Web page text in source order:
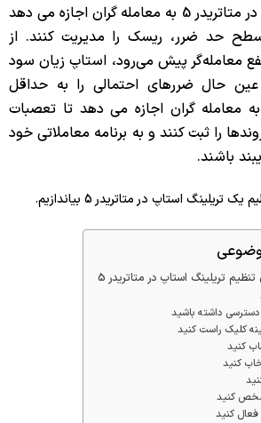
تنظیم تریلینگ استاپ در متاتریدر 5 به معامله گران اجازه می دهد
حد ضرر، ریسک را مدیریت کنند. از
معامله‌گر پیش می‌رود، استاپ زیان سود
حال ضررهای احتمالی را به حداقل
معامله گران اجازه می دهد تا تعصبات
را ثبت کنند و به برنامه معاملاتی خود
باشند.
استاپ در متاتریدر 5 بیاندازیم.
تریلینگ استاپ در متاتریدر 5
دسترسی داشته باشید
کلیک راست کنید
کنید
کنید
کنید